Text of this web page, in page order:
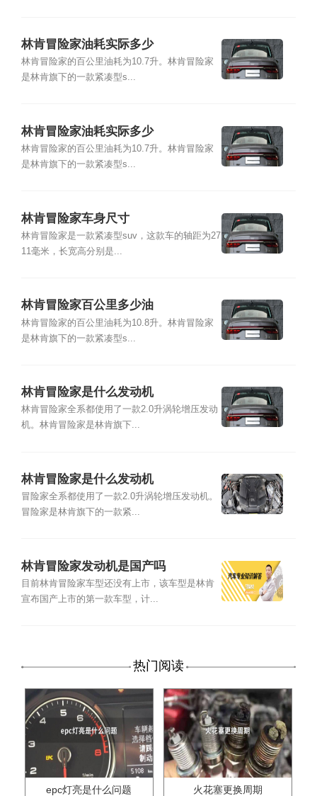
林肯冒险家油耗实际多少
林肯冒险家的百公里油耗为10.7升。林肯冒险家
是林肯旗下的一款紧凑型s...
林肯冒险家油耗实际多少
林肯冒险家的百公里油耗为10.7升。林肯冒险家
是林肯旗下的一款紧凑型s...
林肯冒险家车身尺寸
林肯冒险家是一款紧凑型suv，这款车的轴距为27
11毫米，长宽高分别是...
林肯冒险家百公里多少油
林肯冒险家的百公里油耗为10.8升。林肯冒险家
是林肯旗下的一款紧凑型s...
林肯冒险家是什么发动机
林肯冒险家全系都使用了一款2.0升涡轮增压发动
机。林肯冒险家是林肯旗下...
林肯冒险家是什么发动机
冒险家全系都使用了一款2.0升涡轮增压发动机。
冒险家是林肯旗下的一款紧...
林肯冒险家发动机是国产吗
目前林肯冒险家车型还没有上市，该车型是林肯
宣布国产上市的第一款车型，计...
热门阅读
epc灯亮是什么问题 火花塞更换周期